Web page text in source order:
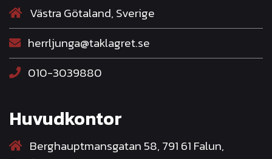
Västra Götaland, Sverige
herrljunga@taklagret.se
010-3039880
Huvudkontor
Berghauptmansgatan 58, 791 61 Falun,